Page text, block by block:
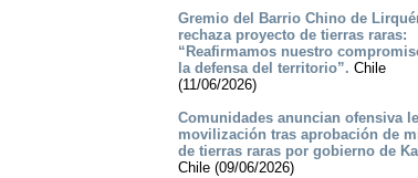
Gremio del Barrio Chino de
rechaza proyecto de tierras raras:
“Reafirmamos nuestro
la defensa del territorio”. Chile
(11/06/2026)
Comunidades anuncian ofensiva
movilización tras aprobación de
de tierras raras por gobierno de
Chile (09/06/2026)